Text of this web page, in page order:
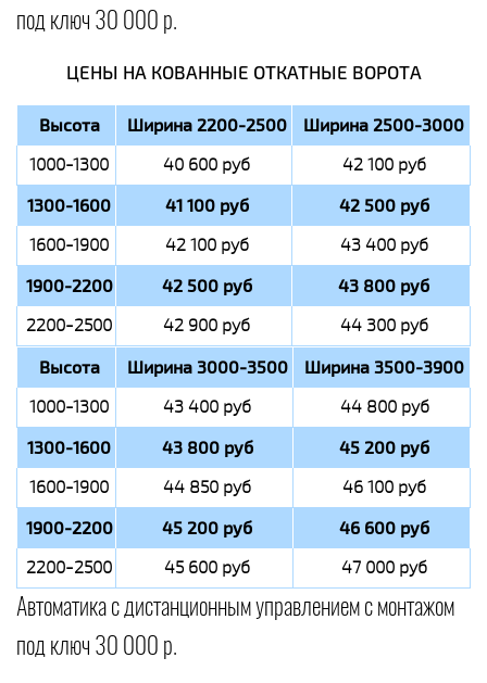
под ключ 30 000 р.
ЦЕНЫ НА КОВАННЫЕ ОТКАТНЫЕ ВОРОТА
Высота Ширина 2200-2500 Ширина 2500-3000
1000-1300 40 600 руб 42 100 руб
1300-1600 41 100 руб 42 500 руб
1600-1900 42 100 руб 43 400 руб
1900-2200 42 500 руб 43 800 руб
2200-2500 42 900 руб 44 300 руб
Высота Ширина 3000-3500 Ширина 3500-3900
1000-1300 43 400 руб 44 800 руб
1300-1600 43 800 руб 45 200 руб
1600-1900 44 850 руб 46 100 руб
1900-2200 45 200 руб 46 600 руб
2200-2500 45 600 руб 47 000 руб
Автоматика с дистанционным управлением с монтажом
под ключ 30 000 р.